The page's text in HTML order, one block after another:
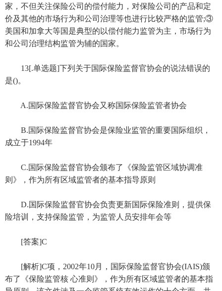
家，不但关注保险公司的偿付能力，对保险公司的产品和定
价及其他的市场行为和公司治理等也进行比较严格的监管;③
美国和加拿大等国是典型的以偿付能力监管为主，市场行为
和公司治理结构监管为辅的国家。
13[.单选题]下列关于国际保险监督官协会的说法错误的
是()。
A.国际保险监督官协会又称国际保险监管者协会
B.国际保险监督官协会是保险业监管的重要国际组织，
成立于1994年
C.国际保险监督官协会颁布了《保险监管区域协调准
则》，作为所有区域监管者的基本指导原则
D.国际保险监督官协会负责更新国际保险准则，提供保
险培训，支持保险监管，为监管人员安排年会等
[答案]C
[解析]C项，2002年10月，国际保险监督官协会(IAIS)颁
布了《保险监管核 心准则》，作为所有区域监管者的基本指